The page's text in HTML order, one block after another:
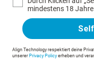
mindestens 18
Align Technology respektiert deine
unserer Privacy Policy erheben und